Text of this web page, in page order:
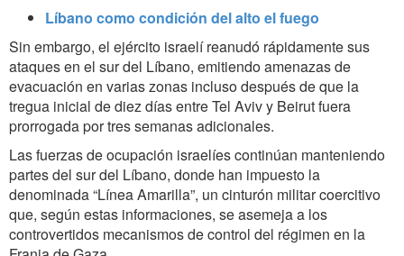
Líbano como condición del alto el fuego
Sin embargo, el ejército israelí reanudó rápidamente sus
ataques en el sur del Líbano, emitiendo amenazas de
evacuación en varias zonas incluso después de que la
tregua inicial de diez días entre Tel Aviv y Beirut fuera
prorrogada por tres semanas adicionales.
Las fuerzas de ocupación israelíes continúan manteniendo
partes del sur del Líbano, donde han impuesto la
denominada “Línea Amarilla”, un cinturón militar coercitivo
que, según estas informaciones, se asemeja a los
controvertidos mecanismos de control del régimen en la